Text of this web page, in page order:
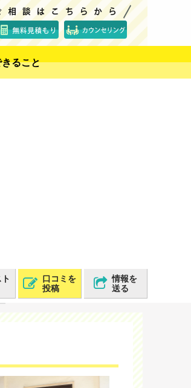
ること
口コミを
投稿
情報を
送る